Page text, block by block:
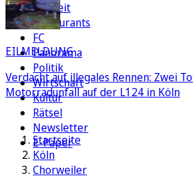
Freizeit
Restaurants
FC
Panorama
Politik
Wirtschaft
Kultur
Rätsel
Newsletter
E-Paper
EILMELDUNG
Verdacht auf illegales Rennen: Zwei
Motorradunfall auf der L124 in Köln
Startseite
Köln
Chorweiler